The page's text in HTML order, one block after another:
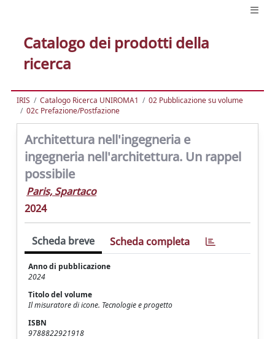
Catalogo dei prodotti della
ricerca
IRIS Catalogo Ricerca UNIROMA1
02 Pubblicazione su volume
02c Prefazione/Postfazione
Architettura nell'ingegneria e
ingegneria nell'architettura. Un rappel
possibile
Paris, Spartaco
2024
Scheda breve Scheda completa
Anno di pubblicazione
2024
Titolo del volume
Il misuratore di icone. Tecnologie e progetto
ISBN
9788822921918